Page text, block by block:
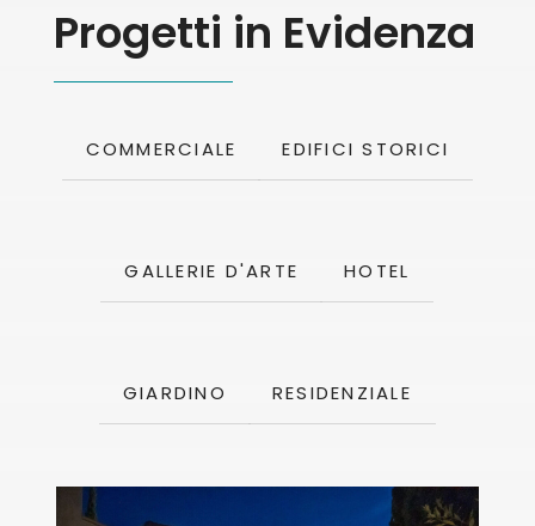
Progetti in Evidenza
COMMERCIALE EDIFICI STORICI
GALLERIE D'ARTE HOTEL
GIARDINO RESIDENZIALE